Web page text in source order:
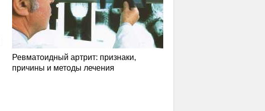
Ревматоидный артрит: признаки,
причины и методы лечения